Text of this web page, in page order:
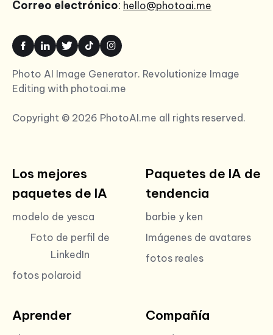
Correo electrónico: hello@photoai.me
Photo AI Image Generator. Revolutionize Image
Editing with photoai.me
Copyright © 2026 PhotoAI.me all rights reserved.
Los mejores
paquetes de IA
modelo de yesca
Foto de perfil de
LinkedIn
fotos polaroid
Paquetes de IA de
tendencia
barbie y ken
Imágenes de avatares
fotos reales
Aprender Compañía